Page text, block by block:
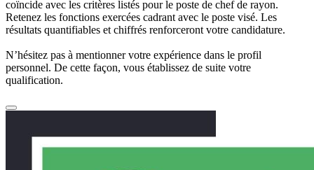
coïncide avec les critères listés pour le poste de chef de rayon.
Retenez les fonctions exercées cadrant avec le poste visé. Les
résultats quantifiables et chiffrés renforceront votre candidature.
N’hésitez pas à mentionner votre expérience dans le profil
personnel. De cette façon, vous établissez de suite votre
qualification.